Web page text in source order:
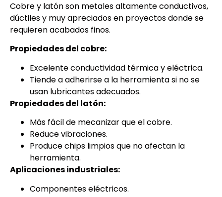
Cobre y latón son metales altamente conductivos,
dúctiles y muy apreciados en proyectos donde se
requieren acabados finos.
Propiedades del cobre:
Excelente conductividad térmica y eléctrica.
Tiende a adherirse a la herramienta si no se
usan lubricantes adecuados.
Propiedades del latón:
Más fácil de mecanizar que el cobre.
Reduce vibraciones.
Produce chips limpios que no afectan la
herramienta.
Aplicaciones industriales:
Componentes eléctricos.